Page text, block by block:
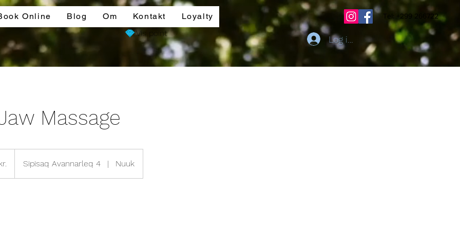
Online Blog Om Kontakt
Loyalty
Vis point
Tel: +299 266722
Log ind
Massage
Sipisaq Avannarleq 4 | Nuuk